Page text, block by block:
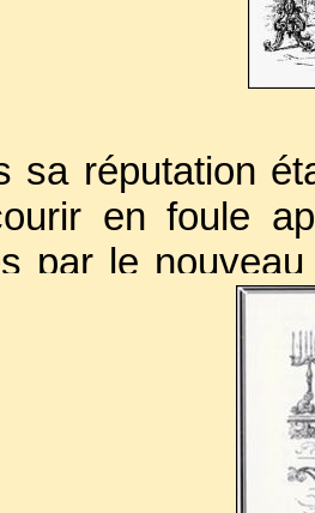
sa réputation
en foule
par le
l’appel de son
et prenait
aucun
l’heure
; l’Oranger